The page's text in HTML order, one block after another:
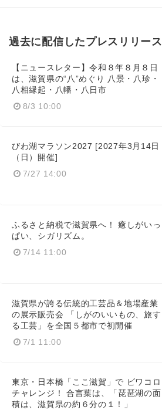
過去に配信したプレスリリース
【ニュースレター】令和８年８月８日
は、滋賀県の“八”めぐり 八景・八珍・
八相縁起・八幡・八日市
8/3 10:00
びわ湖マラソン2027 [2027年3月14日
（日）開催]
7/27 14:00
ふるさと納税で滋賀県へ！ 癒しがいっ
ぱい、シガリズム。
7/14 11:00
滋賀県が誇る伝統的工芸品＆地場産業
の展示販売会 「しがのいいもの、旅す
る工芸」を全国５都市で初開催
7/1 11:00
東京・日本橋「ここ滋賀」で ビワコロ
チャレンジ！ 合言葉は、「琵琶湖の面
積は、滋賀県の約６分の１！」